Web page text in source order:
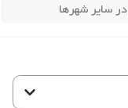
در سایر شهرها